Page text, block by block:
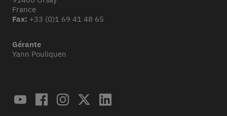
France
Fax: +33 (0)1 69 41 48 65
Gérante
Yann Pouliquen